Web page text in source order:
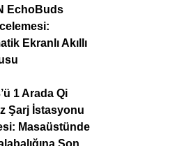
EchoBuds
Ekranlı Akıllı
1 Arada Qi
Şarj İstasyonu
Masaüstünde
Son